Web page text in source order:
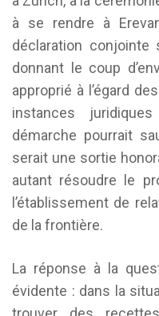
à se rendre à
déclaration
donnant le coup
approprié à l’égard
instances
démarche pourrait
serait une sortie
autant résoudre le
l’établissement de
de la frontière.
La réponse à la
évidente : dans la